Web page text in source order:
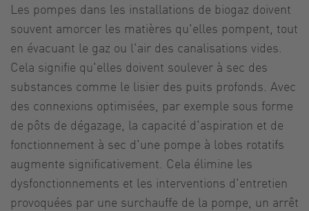
Les pompes dans les installations de biogaz doivent
souvent amorcer les matières qu'elles pompent, tout
en évacuant le gaz ou l'air des canalisations vides.
Cela signifie qu'elles doivent soulever à sec des
substances comme le lisier des puits profonds. Avec
des connexions optimisées, par exemple sous forme
de pôts de dégazage, la capacité d'aspiration et de
fonctionnement à sec d'une pompe à lobes rotatifs
augmente significativement. Cela élimine les
dysfonctionnements et les interventions d'entretien
provoquées par une surchauffe de la pompe, un arrêt